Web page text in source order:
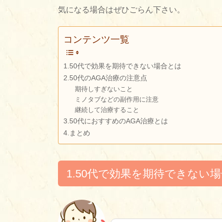
気になる場合はぜひごらん下さい。
コンテンツ一覧
1.50代で効果を期待できない場合とは
2.50代のAGA治療の注意点
期待しすぎないこと
ミノタブなどの副作用に注意
継続して治療すること
3.50代におすすめのAGA治療とは
4.まとめ
1.50代で効果を期待できない